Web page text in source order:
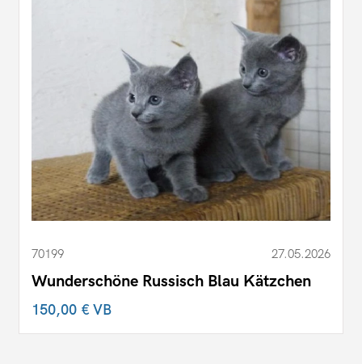
70199 27.05.2026
Wunderschöne Russisch Blau Kätzchen
150,00 €VB